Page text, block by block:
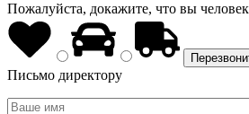
Пожалуйста, докажите, что вы
Письмо директору